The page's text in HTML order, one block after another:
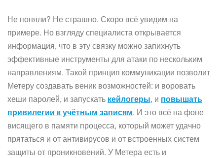
Не поняли? Не страшно. Скоро всё увидим на
примере. Но взгляду специалиста открывается
информация, что в эту связку можно запихнуть
эффективные инструменты для атаки по нескольким
направлениям. Такой принцип коммуникации позволит
Метеру создавать веник возможностей: и воровать
хеши паролей, и запускать кейлогеры, и повышать
привилегии к учётным записям. И это всё на фоне
висящего в памяти процесса, который может удачно
прятаться и от антивирусов и от встроенных систем
защиты от проникновений. У Метера есть и